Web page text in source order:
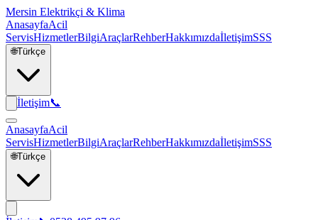
Mersin Elektrikçi & Klima
AnasayfaAcil
ServisHizmetlerBilgiAraçlarRehberHakkımızdaİletişimSSS
🌐Türkçe
İletişim📞
AnasayfaAcil
ServisHizmetlerBilgiAraçlarRehberHakkımızdaİletişimSSS
🌐Türkçe